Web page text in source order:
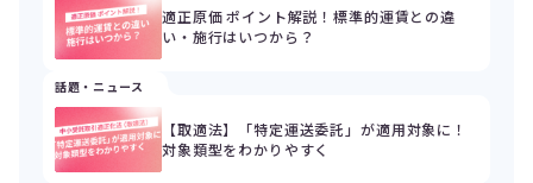
適正原価 ポイント解説！標準的運賃との違
い・施行はいつから？
話題・ニュース
【取適法】「特定運送委託」が適用対象に！
対象類型をわかりやすく